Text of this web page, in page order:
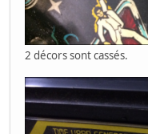
2 décors sont cassés.